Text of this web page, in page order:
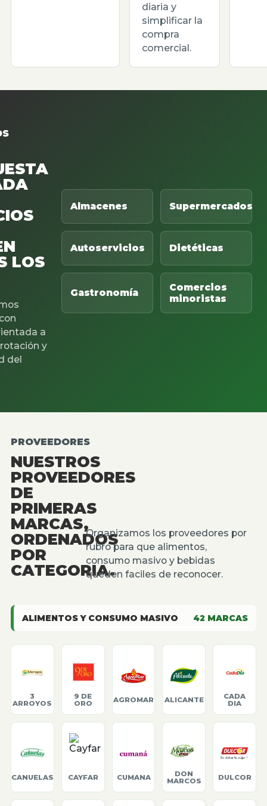
diaria y
simplificar la
compra
comercial.
LOS
a
y
del
Almacenes Supermercados
Autoservicios Dietéticas
Gastronomía
Comercios
minoristas
PROVEEDORES
NUESTROS
PROVEEDORES
DE
PRIMERAS
MARCAS,
ORDENADOS
POR
CATEGORIA.
Organizamos los proveedores por
rubro para que alimentos,
consumo masivo y bebidas
queden faciles de reconocer.
ALIMENTOS Y CONSUMO MASIVO 42 MARCAS
3
ARROYOS
9 DE
ORO
AGROMAR ALICANTE
CADA
DIA
CANUELAS CAYFAR CUMANA
DON
MARCOS
DULCOR